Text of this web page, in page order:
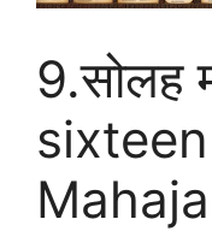
9.सोलह
sixteen